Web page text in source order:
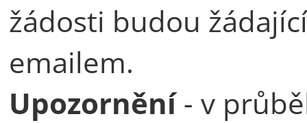
žádosti budou
emailem.
Upozornění- v